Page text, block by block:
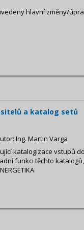
hlavní změny/
a katalog setů
Ing. Martin Varga
katalogizace vstupů
funkci těchto